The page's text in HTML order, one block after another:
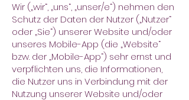
Wir („wir“, „uns“, „unser/e“) nehmen den
Schutz der Daten der Nutzer („Nutzer“
oder „Sie“) unserer Website und/oder
unseres Mobile-App (die „Website“
bzw. der „Mobile-App“) sehr ernst und
verpflichten uns, die Informationen,
die Nutzer uns in Verbindung mit der
Nutzung unserer Website und/oder